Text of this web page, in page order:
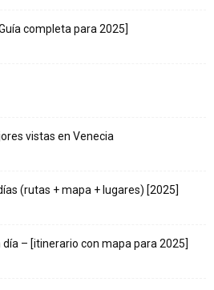
completa para 2025]
vistas en Venecia
(rutas + mapa + lugares) [2025]
día – [itinerario con mapa para 2025]